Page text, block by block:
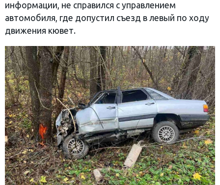
информации, не справился с управлением
автомобиля, где допустил съезд в левый по ходу
движения кювет.